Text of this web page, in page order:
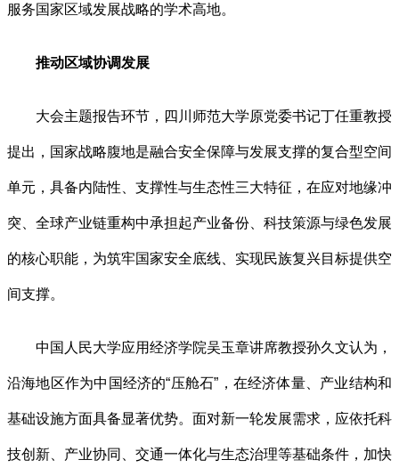
服务国家区域发展战略的学术高地。
推动区域协调发展
大会主题报告环节，四川师范大学原党委书记丁任重教授
提出，国家战略腹地是融合安全保障与发展支撑的复合型空间
单元，具备内陆性、支撑性与生态性三大特征，在应对地缘冲
突、全球产业链重构中承担起产业备份、科技策源与绿色发展
的核心职能，为筑牢国家安全底线、实现民族复兴目标提供空
间支撑。
中国人民大学应用经济学院吴玉章讲席教授孙久文认为，
沿海地区作为中国经济的“压舱石”，在经济体量、产业结构和
基础设施方面具备显著优势。面对新一轮发展需求，应依托科
技创新、产业协同、交通一体化与生态治理等基础条件，加快